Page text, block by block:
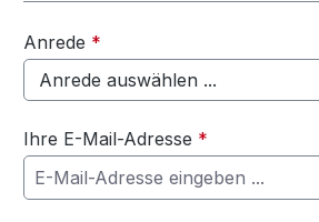
Anrede *
Ihre E-Mail-Adresse *